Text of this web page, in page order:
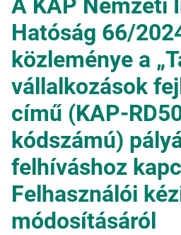
A KAP Nemzeti
Hatóság 66/
közleménye a
vállalkozások
című (KAP-
kódszámú)
felhíváshoz
Felhasználói
módosításáról